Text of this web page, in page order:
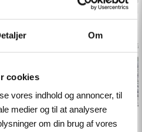
Om
cookies
vores indhold og annoncer, til
medier og til at analysere
om din brug af vores